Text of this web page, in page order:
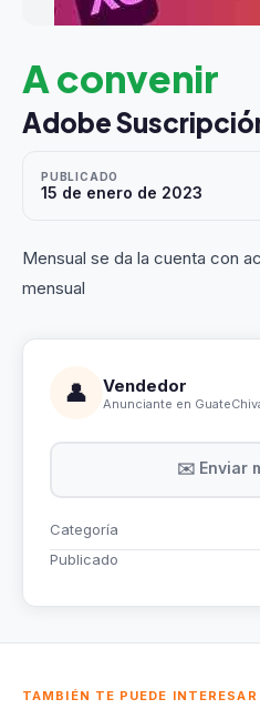
A convenir
Adobe
PUBLICADO
15 de enero de 2023
Mensual se da la cuenta con
mensual
👤 Vendedor
Anunciante en
✉️ Enviar
Categoría
Publicado
TAMBIÉN TE PUEDE INTERESAR